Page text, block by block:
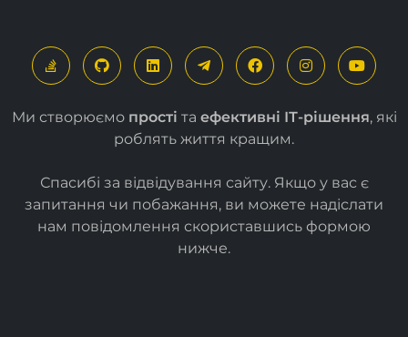
Ми створюємопрості таефективні ІТ-рішення
Спасибі за відвідування сайту. Якщо у вас є
запитання чи побажання, ви можете надіслати
нам повідомлення скориставшись формою